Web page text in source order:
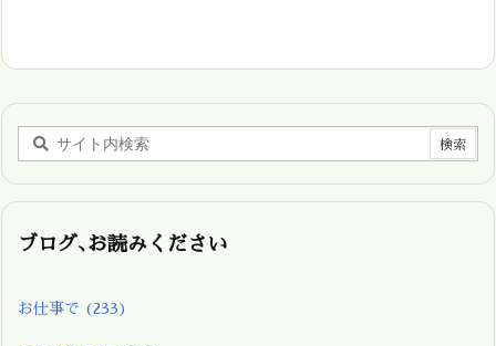
ブログ､お読みください
お仕事で (233)